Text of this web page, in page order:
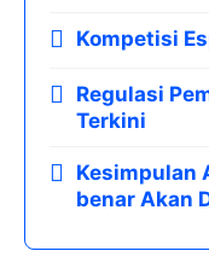
Kompetisi
Regulasi
Terkini
Kesimpulan
benar Akan